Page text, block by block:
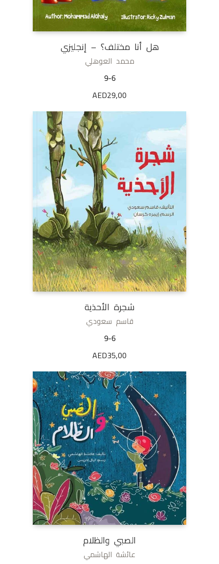
هل أنا مختلف؟ – إنجليزي
محمد العوهلي
9-6
AED29,00
شجرة الأحذية
قاسم سعودي
9-6
AED35,00
الصبي والظلام
عائشة الهاشمي